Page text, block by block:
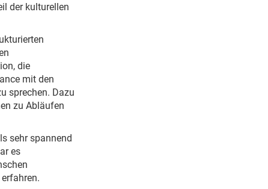
der kulturellen
die
mit den
sprechen. Dazu
zu Abläufen
sehr spannend
es